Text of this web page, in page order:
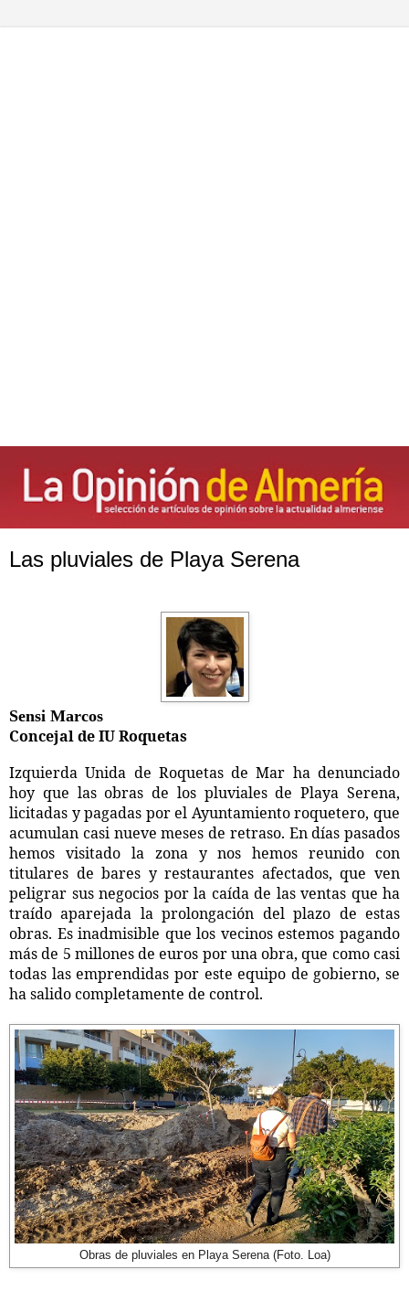
Las pluviales de Playa Serena
Sensi Marcos
Concejal de IU Roquetas
Izquierda Unida de Roquetas de Mar ha denunciado
hoy que las obras de los pluviales de Playa Serena,
licitadas y pagadas por el Ayuntamiento roquetero, que
acumulan casi nueve meses de retraso. En días pasados
hemos visitado la zona y nos hemos reunido con
titulares de bares y restaurantes afectados, que ven
peligrar sus negocios por la caída de las ventas que ha
traído aparejada la prolongación del plazo de estas
obras. Es inadmisible que los vecinos estemos pagando
más de 5 millones de euros por una obra, que como casi
todas las emprendidas por este equipo de gobierno, se
ha salido completamente de control.
Obras de pluviales en Playa Serena (Foto. Loa)